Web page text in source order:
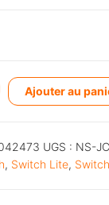
Ajouter au
UGS : NS-
, Switch Lite,